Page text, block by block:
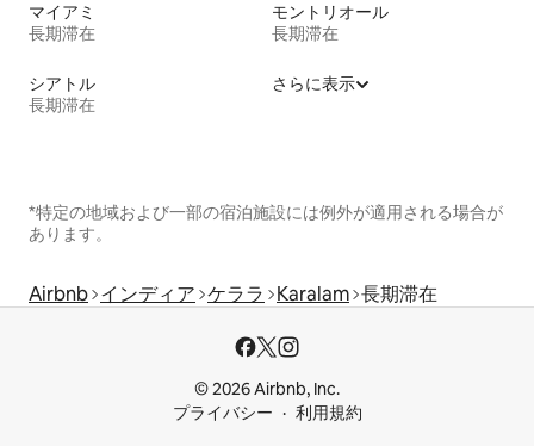
マイアミ
長期滞在
モントリオール
長期滞在
シアトル
長期滞在
さらに表示
*特定の地域および一部の宿泊施設には例外が適用される場合が
あります。
Airbnb インディア ケララ Karalam 長期滞在
© 2026 Airbnb, Inc.
プライバシー
利用規約